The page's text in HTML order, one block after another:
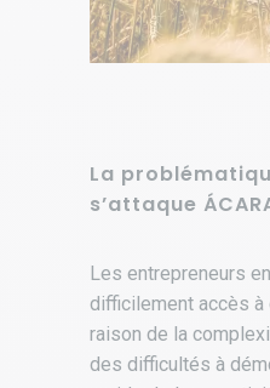
La
s’attaque
Les entrepreneurs
difficilement accès à
raison de la
des difficultés à